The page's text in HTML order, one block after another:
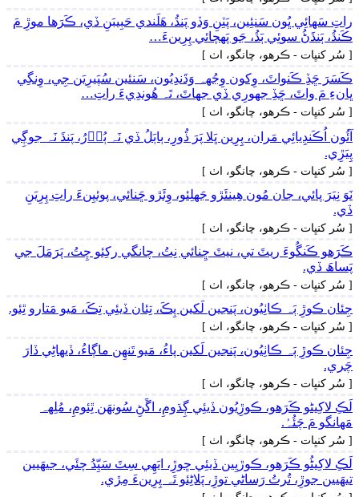
راتِ سَھائِي ڀُون سَنئِين، پَٽِنِ وَڏو پَنڌُ، ھَلَندي حَبِيبَنِ ڏي، ڪَرَھا موڙِ مَ
ڪَنڌُ، ٻَنڌَڻُ سوئِي ٻَڌُ، جَو پَھچائي پِرِينءَ…
[ سُر کنڀات - ڪرھو، چانگو، اٺ ]
ڪَسَرَ ڇَڏِ ڪَنواٽَ، وِکون وِجُهہ وَڌَندِيُون، سَنئين سُپَيرِيَن جِي، وِنگِي
ڀانءِ مَ واٽَ، ڇَڏِ جهورِي ڏي جهاٽَ، تَہ ھُوندِيءَ راتِ…
[ سُر کنڀات - ڪرھو، چانگو، اٺ ]
آئُون اُڪَنڊِيائِي مَران، پِرِين ڀَلا پَرَ ڏُورِ، ٻاٻَلُ ڏي نَہ ٻُوۡرُ، پَنڌَ نَہ جوڳِي
پِيَڙِي.
[ سُر کنڀات - ڪرھو، چانگو، اٺ ]
نَوَ نِيَرَ پائي، جان مُون ھِينئَڙو جَهلِئو، وِئَڙو ڇَنائي، پوئيِنءَ راتِ پِرِيَنِ
ڏي.
[ سُر کنڀات - ڪرھو، چانگو، اٺ ]
ڪَرَھو ڪَنگُوءَ ريٽَ تي، نيٽَ ڇِنائي نِتُ، چانگي رکِئو چِتُ، پَرَمَلَ جي
پَساھَ ڏي.
[ سُر کنڀات - ڪرھو، چانگو، اٺ ]
جِئان ڪوڙِ ٻَہ ڪاٺِيُون، پَنجين لَکين پِڪَ، تِئان ڏيئِي تِڪَ، مَيو مَتارو ٿِئو.
[ سُر کنڀات - ڪرھو، چانگو، اٺ ]
جِئان ڪوڙِ ٻَہ ڪاٺِيُون، پَنجين لَکين پاءُ، مَيو تَنھِن ماڳاءُ، ڏيھاڻِي ڏارَ
چَري.
[ سُر کنڀات - ڪرھو، چانگو، اٺ ]
لَڪِ لاکِيڻو ڪَرَھو، ڪوڙِيُون ڏيئِي ڳِڌومِ، اڱَڻِ سُونھَن ٿِئومِ، مُلِهہ
مَهانگو مَ چَئُہُ.
[ سُر کنڀات - ڪرھو، چانگو، اٺ ]
لَڪِ لاکِيڻُو ڪَرَھو، ڪوڙيِين ڏيئِي ڇوڙِ، ايَهِي سِٽَ سَيِّدُ چئَي، جيھَيين
تيھَيين جوڙِ، تُرتُ رَساڻي توڙِ، پَلاڻِئو تَہ پِرِينءَ مِڙي.